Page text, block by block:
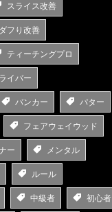
スライス改善
ダフり改善
ティーチングプロ
イバー
バンカー パター
フェアウェイウッド
ー メンタル
ルール
中級者 初心者